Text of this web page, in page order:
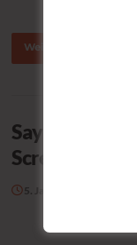
Weiterlesen
Say Goodbye
Screenr
5. Januar 2016